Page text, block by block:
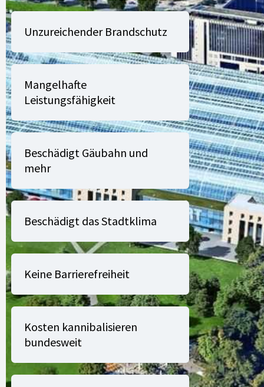
Unzureichender Brandschutz
Mangelhafte
Leistungsfähigkeit
Beschädigt Gäubahn und
mehr
Beschädigt das Stadtklima
Keine Barrierefreiheit
Kosten kannibalisieren
bundesweit